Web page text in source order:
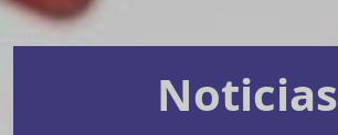
Noticias